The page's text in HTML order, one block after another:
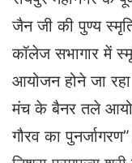
a
n
e
i
जैन जी की पुण्य
कॉलेज सभागार में
आयोजन होने जा
मंच के बैनर तले
गौरव का